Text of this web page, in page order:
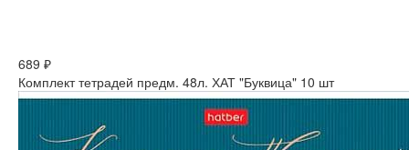
689 ₽
Комплект тетрадей предм. 48л. ХАТ "Буквица" 10 шт